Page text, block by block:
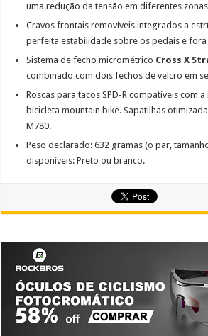
uma redução da tensão em diferentes
Cravos frontais removíveis integrados a
perfeita estabilidade sobre os pedais e fora
Sistema de fecho micrométrico Cross X
combinado com dois fechos de velcro em
Roscas para tacos SPD-R compatíveis com
bicicleta mountain bike. Sapatilhas
M780.
Peso declarado: 632 gramas (o par,
disponíveis: Preto ou branco.